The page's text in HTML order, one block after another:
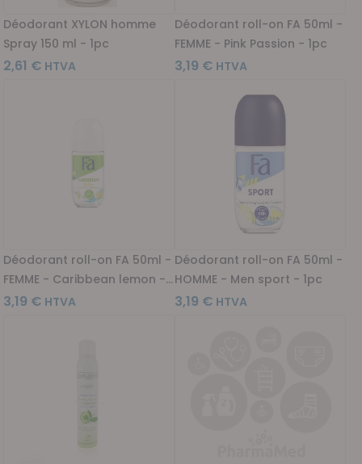
Déodorant XYLON homme
Spray 150 ml - 1pc
2,61 €
Déodorant roll-on FA 50ml -
FEMME - Pink Passion - 1pc
3,19 €
Déodorant roll-on FA 50ml -
FEMME - Caribbean lemon -
1pc
3,19 €
Déodorant roll-on FA 50ml -
HOMME - Men sport - 1pc
3,19 €